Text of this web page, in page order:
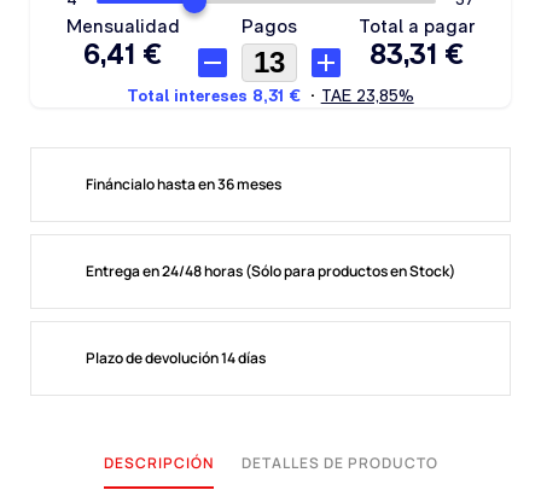
Fináncialo hasta en 36 meses
Entrega en 24/48 horas (Sólo para productos en Stock)
Plazo de devolución 14 días
DESCRIPCIÓN
DETALLES DE PRODUCTO